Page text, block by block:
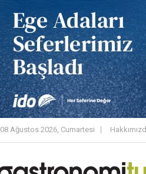
08 Ağustos 2026, Cumartesi